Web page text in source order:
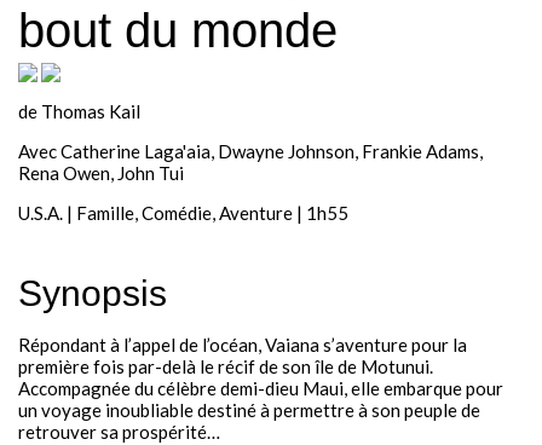
Les séances
Evenement
Mon panier
Contact / Infos
Mon compte
bout du monde
de Thomas Kail
Avec Catherine Laga'aia, Dwayne Johnson, Frankie Adams,
Rena Owen, John Tui
U.S.A. | Famille, Comédie, Aventure | 1h55
Synopsis
Répondant à l’appel de l’océan, Vaiana s’aventure pour la
première fois par-delà le récif de son île de Motunui.
Accompagnée du célèbre demi-dieu Maui, elle embarque pour
un voyage inoubliable destiné à permettre à son peuple de
retrouver sa prospérité…